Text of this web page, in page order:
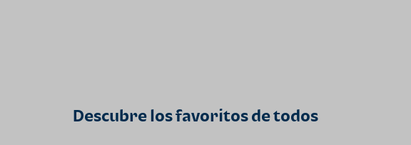
Descubre los favoritos de todos